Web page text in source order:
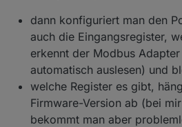
dann konfiguriert man den
auch die Eingangsregister,
erkennt der Modbus
automatisch auslesen) und
welche Register es gibt,
Firmware-Version ab (bei
bekommt man aber